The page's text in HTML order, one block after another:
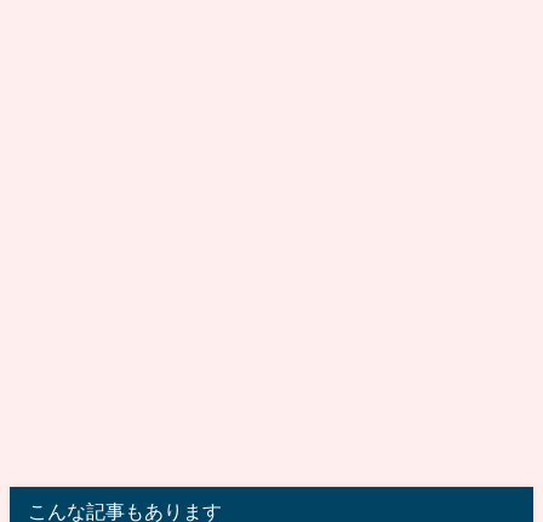
こんな記事もあります